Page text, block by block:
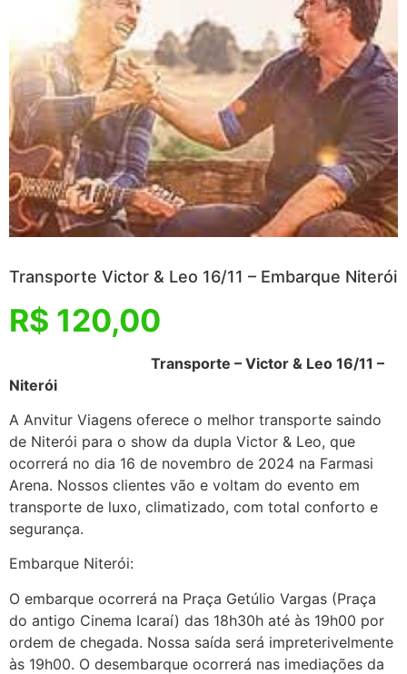
Transporte Victor & Leo 16/11 – Embarque Niterói
R$ 120,00
Transporte – Victor & Leo 16/11 –
Niterói
A Anvitur Viagens oferece o melhor transporte saindo
de Niterói para o show da dupla Victor & Leo, que
ocorrerá no dia 16 de novembro de 2024 na Farmasi
Arena. Nossos clientes vão e voltam do evento em
transporte de luxo, climatizado, com total conforto e
segurança.
Embarque Niterói:
O embarque ocorrerá na Praça Getúlio Vargas (Praça
do antigo Cinema Icaraí) das 18h30h até às 19h00 por
ordem de chegada. Nossa saída será impreterivelmente
às 19h00. O desembarque ocorrerá nas imediações da